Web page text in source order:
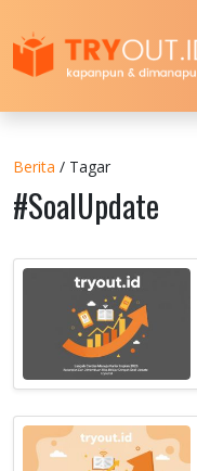
Berita / Tagar
#SoalUpdate